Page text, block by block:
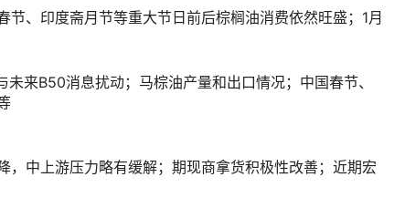
、印度斋月节等重大节日前后棕榈油消费依然旺盛；1月
来B50消息扰动；马棕油产量和出口情况；中国春节、
，中上游压力略有缓解；期现商拿货积极性改善；近期宏